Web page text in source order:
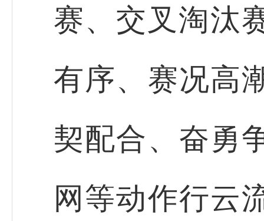
赛、交叉淘汰
有序、赛况高
契配合、奋勇
网等动作行云